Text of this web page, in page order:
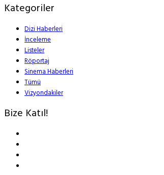
Kategoriler
Dizi Haberleri
İnceleme
Listeler
Röportaj
Sinema Haberleri
Tümü
Vizyondakiler
Bize Katıl!